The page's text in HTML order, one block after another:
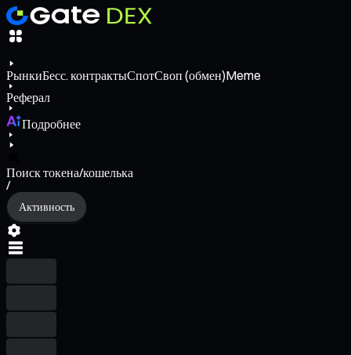
РынкиБесс. контрактыСпотСвоп (обмен)Meme
Реферал
Подробнее
Поиск токена/кошелька
/
Активность